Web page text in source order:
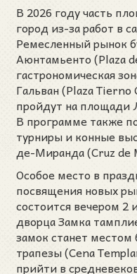
В 2026 году часть
город из-за работ в
Ремесленный рынок
Аюнтамьенто (Plaza
гастрономическая
Гальван (Plaza
пройдут на площади
В программе также
турниры и конные
де-Миранда (Cruz de
Особое место в
посвящения новых
состоится вечером 2
дворца Замка
замок станет
трапезы (Cena
прийти в